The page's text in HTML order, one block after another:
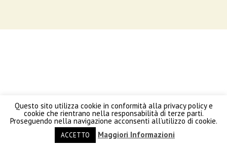
Questo sito utilizza cookie in conformità alla privacy policy e
cookie che rientrano nella responsabilità di terze parti.
Proseguendo nella navigazione acconsenti all’utilizzo di cookie.
ACCETTO Maggiori Informazioni